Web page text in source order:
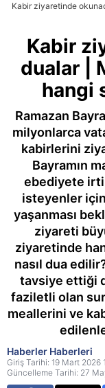
Kabir ziyaretinde
Kabir
dualar |
hangi
Ramazan
milyonlarca
kabirlerini
Bayramın
ebediyete
isteyenler
yaşanması
ziyareti
ziyaretinde
nasıl dua
tavsiye ettiği
faziletli olan
meallerini ve
Haberler Haberleri
Giriş Tarihi: 19 Mart 2026
Güncelleme Tarihi: 27